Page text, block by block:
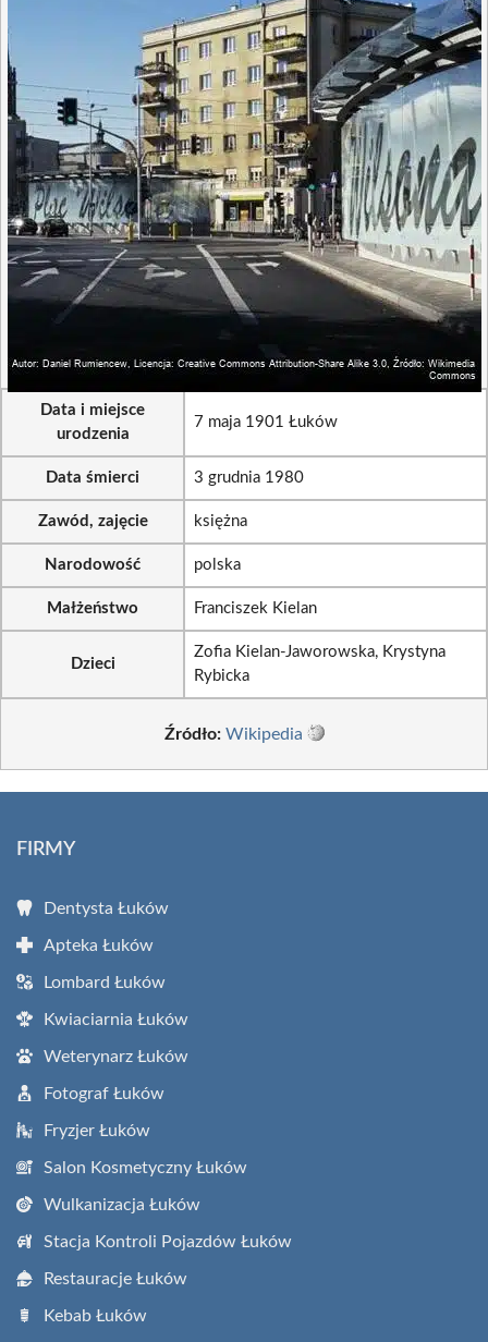
Data i miejsce
urodzenia
7 maja 1901 Łuków
Data śmierci 3 grudnia 1980
Zawód, zajęcie księżna
Narodowość polska
Małżeństwo Franciszek Kielan
Dzieci
Zofia Kielan-Jaworowska, Krystyna
Rybicka
Źródło: Wikipedia
FIRMY
Dentysta Łuków
Apteka Łuków
Lombard Łuków
Kwiaciarnia Łuków
Weterynarz Łuków
Fotograf Łuków
Fryzjer Łuków
Salon Kosmetyczny Łuków
Wulkanizacja Łuków
Stacja Kontroli Pojazdów Łuków
Restauracje Łuków
Kebab Łuków